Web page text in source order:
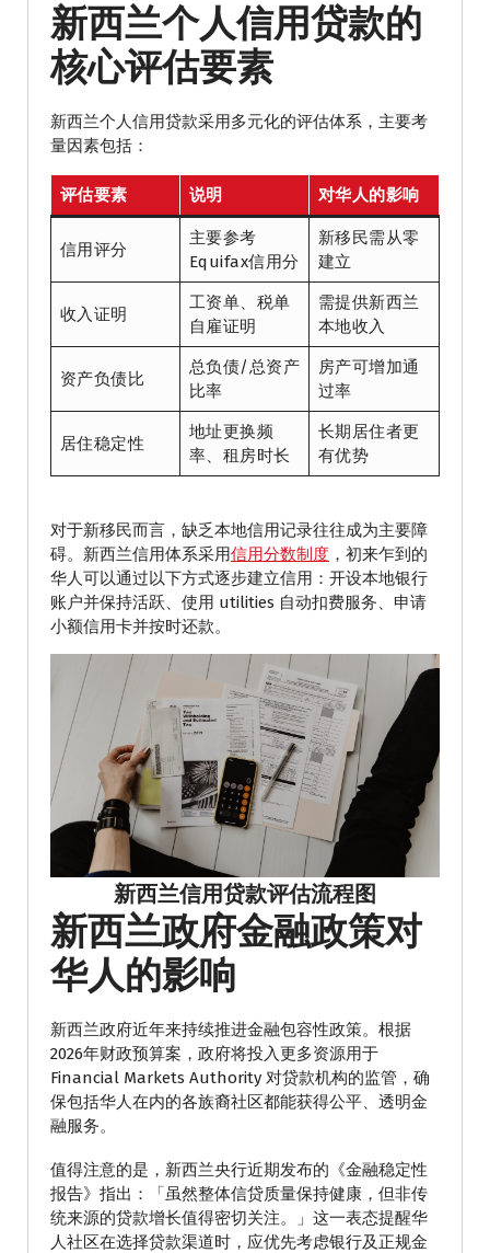
新西兰个人信用贷款的
核心评估要素
新西兰个人信用贷款采用多元化的评估体系，主要考
量因素包括：
评估要素 说明 对华人的影响
信用评分
主要参考
Equifax信用分
新移民需从零
建立
收入证明
工资单、税单
自雇证明
需提供新西兰
本地收入
资产负债比
总负债/总资产
比率
房产可增加通
过率
居住稳定性
地址更换频
率、租房时长
长期居住者更
有优势
对于新移民而言，缺乏本地信用记录往往成为主要障
碍。新西兰信用体系采用信用分数制度 ，初来乍到的
华人可以通过以下方式逐步建立信用：开设本地银行
账户并保持活跃、使用 utilities 自动扣费服务、申请
小额信用卡并按时还款。
新西兰信用贷款评估流程图
新西兰政府金融政策对
华人的影响
新西兰政府近年来持续推进金融包容性政策。根据
2026年财政预算案，政府将投入更多资源用于
Financial Markets Authority 对贷款机构的监管，确
保包括华人在内的各族裔社区都能获得公平、透明金
融服务。
值得注意的是，新西兰央行近期发布的《金融稳定性
报告》指出：「虽然整体信贷质量保持健康，但非传
统来源的贷款增长值得密切关注。」这一表态提醒华
人社区在选择贷款渠道时，应优先考虑银行及正规金